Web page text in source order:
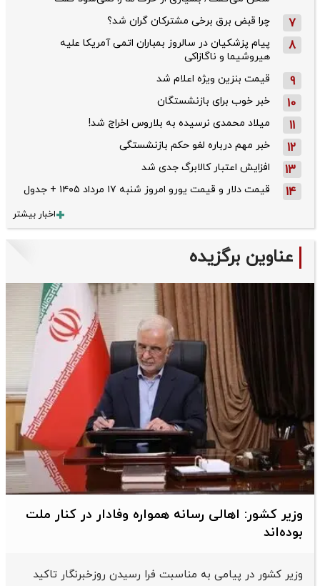
7 چرا قبض برق برخی مشترکان گران شد؟
8
پیام پزشکیان در سالروز بمباران اتمی آمریکا علیه
هیروشیما و ناگازاکی
9 قیمت بنزین ویژه اعلام شد
10 خبر خوب برای بازنشستگان
11 میلاد محمدی نرسیده به بلاروس اخراج شد!
12 خبر مهم درباره لغو حکم بازنشستگی
13 افزایش اعتبار کالابرگ جدی شد
14 قیمت دلار و قیمت یورو امروز شنبه ۱۷ مرداد ۱۴۰۵ + جدول
اخبار بیشتر
عناوین برگزیده
وزیر کشور: اهالی رسانه همواره وفادار در کنار ملت
بوده‌اند
وزیر کشور در پیامی به مناسبت فرا رسیدن روزخبرنگار تاکید